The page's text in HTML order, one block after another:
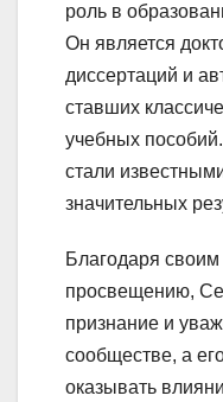
роль в
Он является
диссертаций и
ставших
учебных
стали
значительных
Благодаря
просвещению,
признание и
сообществе, а
оказывать